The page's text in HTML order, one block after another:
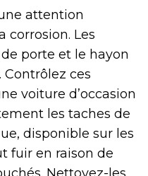
attention
corrosion. Les
porte et le hayon
Contrôlez ces
voiture d’occasion
les taches de
disponible sur les
fuir en raison de